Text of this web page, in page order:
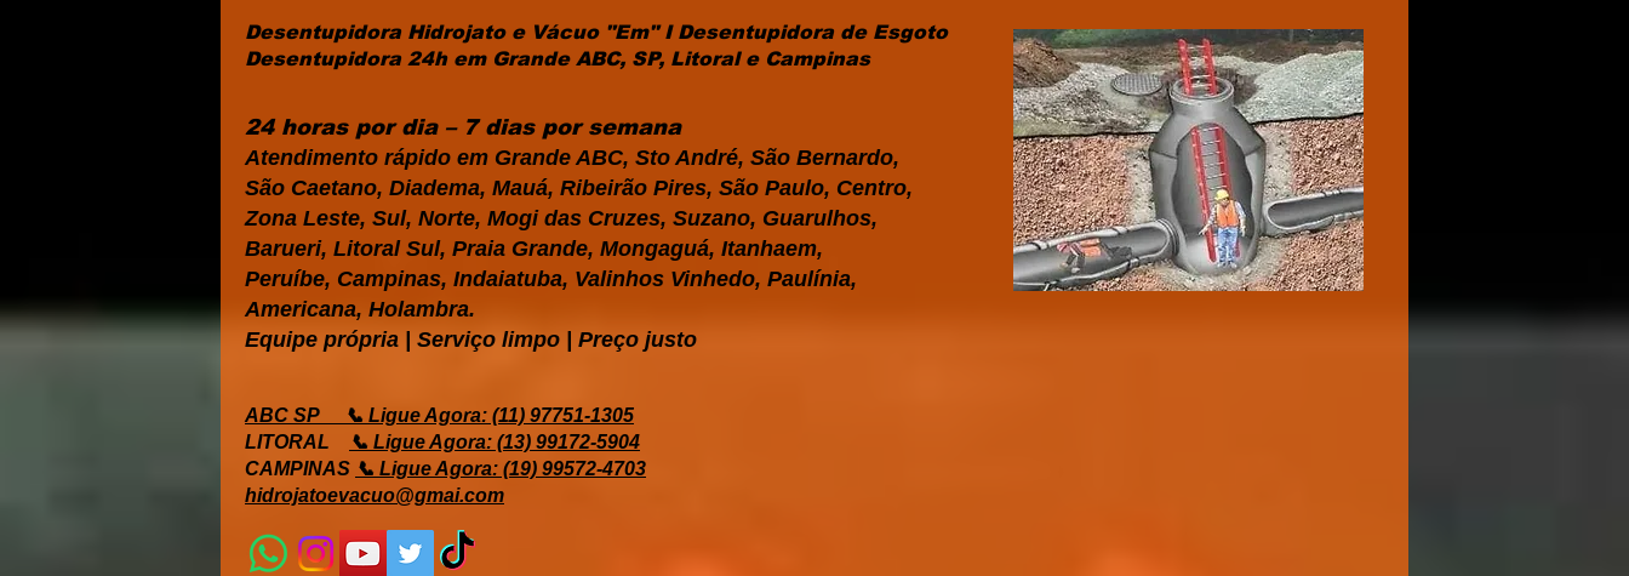
Desentupidora Hidrojato e Vácuo "Em" I Desentupidora de Esgoto
Desentupidora 24h em Grande ABC, SP, Litoral e Campinas
24 horas por dia – 7 dias por semana
Atendimento rápido em Grande ABC, Sto André, São Bernardo,
São Caetano, Diadema, Mauá, Ribeirão Pires, São Paulo, Centro,
Zona Leste, Sul, Norte, Mogi das Cruzes, Suzano, Guarulhos,
Barueri, Litoral Sul, Praia Grande, Mongaguá, Itanhaem,
Peruíbe, Campinas, Indaiatuba, Valinhos Vinhedo, Paulínia,
Americana, Holambra.
Equipe própria | Serviço limpo | Preço justo
ABC SP
📞 Ligue Agora: (11) 97751-1305
LITORAL
📞 Ligue Agora: (13) 99172-5904
CAMPINAS 📞 Ligue Agora: (19) 99572-4703
hidrojatoevacuo@gmai.com